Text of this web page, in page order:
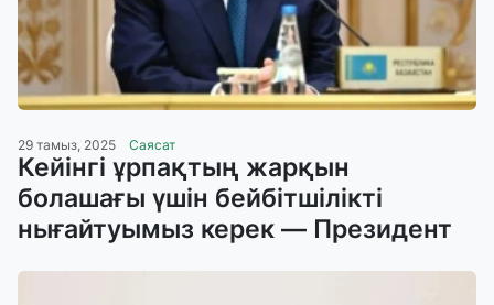
29 тамыз, 2025 Саясат
Кейінгі ұрпақтың жарқын
болашағы үшін бейбітшілікті
нығайтуымыз керек — Президент